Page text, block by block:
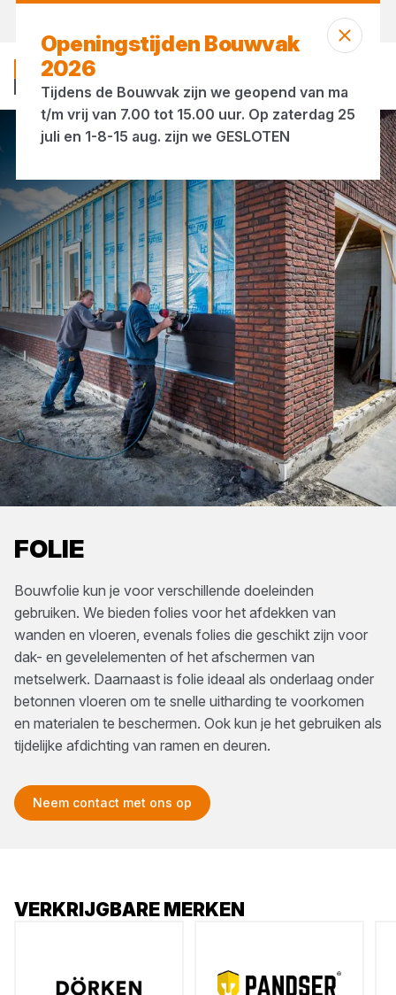
FOLIE
Bouwfolie kun je voor verschillende doeleinden
gebruiken. We bieden folies voor het afdekken van
wanden en vloeren, evenals folies die geschikt zijn voor
dak- en gevelelementen of het afschermen van
metselwerk. Daarnaast is folie ideaal als onderlaag onder
betonnen vloeren om te snelle uitharding te voorkomen
en materialen te beschermen. Ook kun je het gebruiken als
tijdelijke afdichting van ramen en deuren.
Neem contact met ons op
VERKRIJGBARE MERKEN
Openingstijden Bouwvak
2026
Tijdens de Bouwvak zijn we geopend van ma
t/m vrij van 7.00 tot 15.00 uur. Op zaterdag 25
juli en 1-8-15 aug. zijn we GESLOTEN